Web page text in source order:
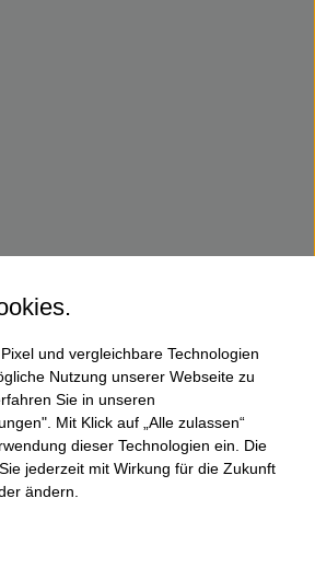
und vergleichbare Technologien
Nutzung unserer Webseite zu
Sie in unseren
Mit Klick auf „Alle zulassen“
dieser Technologien ein. Die
jederzeit mit Wirkung für die Zukunft
ändern.